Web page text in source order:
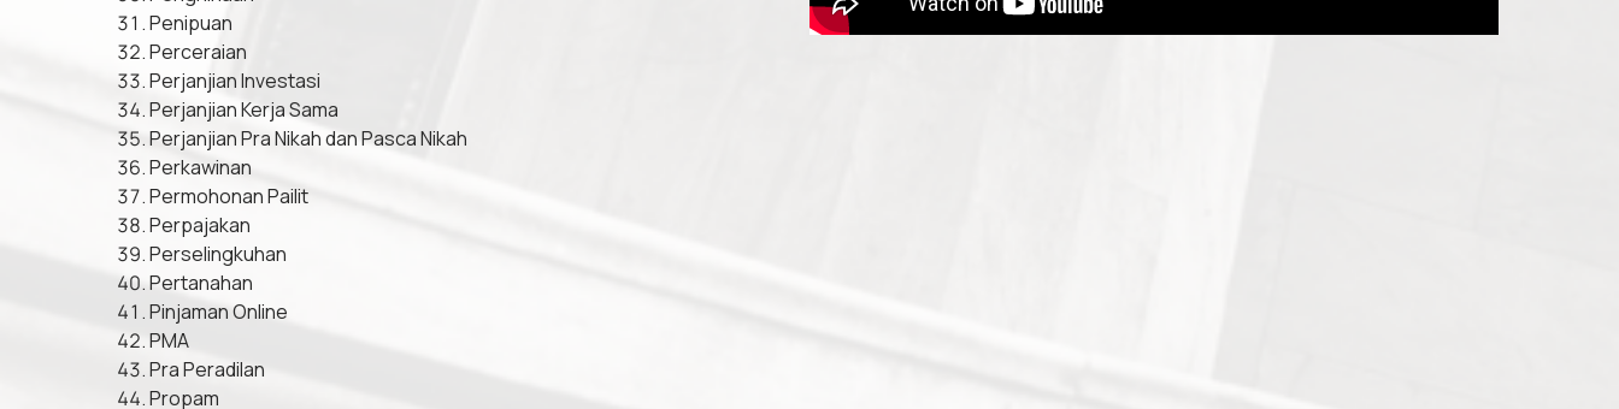
Penipuan
Perceraian
Perjanjian Investasi
Perjanjian Kerja Sama
Perjanjian Pra Nikah dan Pasca Nikah
Perkawinan
Permohonan Pailit
Perpajakan
Perselingkuhan
Pertanahan
Pinjaman Online
PMA
Pra Peradilan
Propam